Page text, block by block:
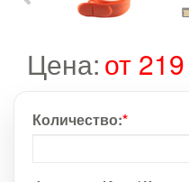
Цена:от
Количество:*